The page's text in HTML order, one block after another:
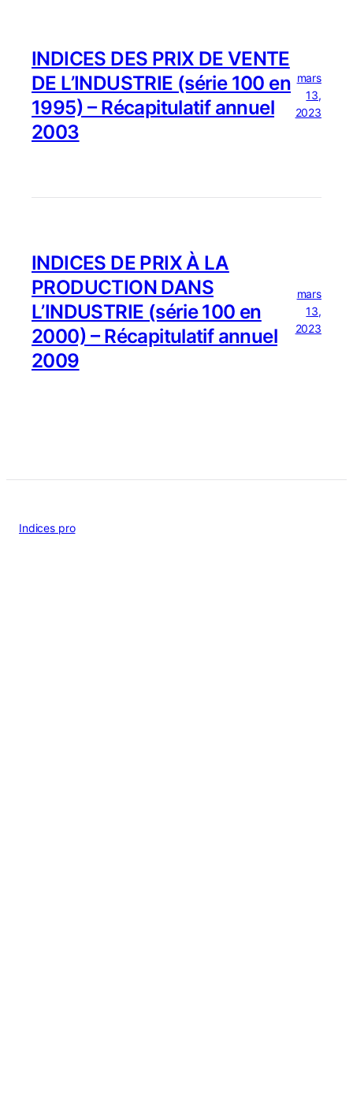
INDICES DES PRIX DE VENTE
DE L’INDUSTRIE (série 100 en
1995) – Récapitulatif annuel
2003
mars
13,
2023
INDICES DE PRIX À LA
PRODUCTION DANS
L’INDUSTRIE (série 100 en
2000) – Récapitulatif annuel
2009
mars
13,
2023
Indices pro